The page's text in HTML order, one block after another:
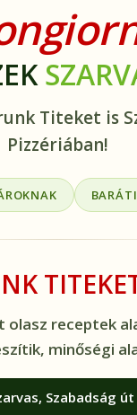
Titeket is
Pizzériában!
olasz receptek
minőségi
Szabadság